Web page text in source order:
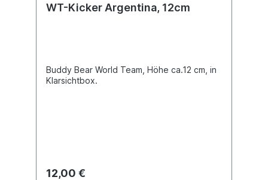
WT-Kicker Argentina, 12cm
Buddy Bear World Team, Höhe ca.12 cm, in
Klarsichtbox.
12,00 €